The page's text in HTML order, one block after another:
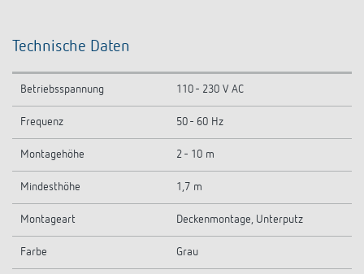
Technische Daten
Betriebsspannung 110 - 230 V AC
Frequenz 50 - 60 Hz
Montagehöhe 2 - 10 m
Mindesthöhe 1,7 m
Montageart Deckenmontage, Unterputz
Farbe Grau